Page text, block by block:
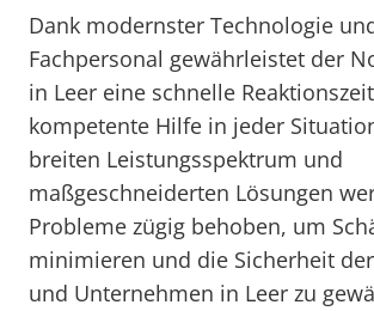
Dank modernster Technologie
Fachpersonal gewährleistet der
in Leer eine schnelle
kompetente Hilfe in jeder
breiten Leistungsspektrum und
maßgeschneiderten Lösungen
Probleme zügig behoben, um
minimieren und die Sicherheit
und Unternehmen in Leer zu